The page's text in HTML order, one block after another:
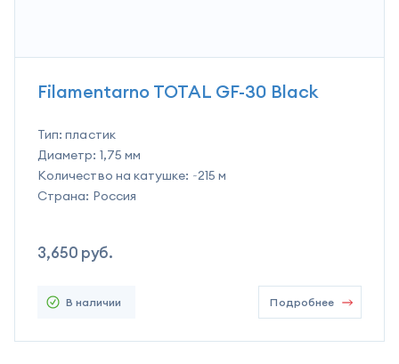
Filamentarno TOTAL GF-30 Black
Тип: пластик
Диаметр: 1,75 мм
Количество на катушке: ~215 м
Страна: Россия
3,650 руб.
В наличии Подробнее